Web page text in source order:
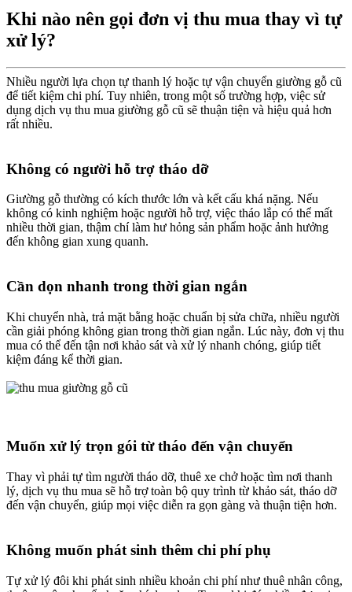
Khi nào nên gọi đơn vị thu mua thay vì tự
xử lý?​
Nhiều người lựa chọn tự thanh lý hoặc tự vận chuyển giường gỗ cũ
để tiết kiệm chi phí. Tuy nhiên, trong một số trường hợp, việc sử
dụng dịch vụ thu mua giường gỗ cũ sẽ thuận tiện và hiệu quả hơn
rất nhiều.
Không có người hỗ trợ tháo dỡ​
Giường gỗ thường có kích thước lớn và kết cấu khá nặng. Nếu
không có kinh nghiệm hoặc người hỗ trợ, việc tháo lắp có thể mất
nhiều thời gian, thậm chí làm hư hỏng sản phẩm hoặc ảnh hưởng
đến không gian xung quanh.
Cần dọn nhanh trong thời gian ngắn​
Khi chuyển nhà, trả mặt bằng hoặc chuẩn bị sửa chữa, nhiều người
cần giải phóng không gian trong thời gian ngắn. Lúc này, đơn vị thu
mua có thể đến tận nơi khảo sát và xử lý nhanh chóng, giúp tiết
kiệm đáng kể thời gian.
Muốn xử lý trọn gói từ tháo đến vận chuyển​
Thay vì phải tự tìm người tháo dỡ, thuê xe chở hoặc tìm nơi thanh
lý, dịch vụ thu mua sẽ hỗ trợ toàn bộ quy trình từ khảo sát, tháo dỡ
đến vận chuyển, giúp mọi việc diễn ra gọn gàng và thuận tiện hơn.
Không muốn phát sinh thêm chi phí phụ​
Tự xử lý đôi khi phát sinh nhiều khoản chi phí như thuê nhân công,